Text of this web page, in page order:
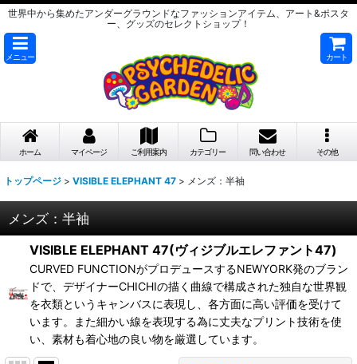
世界中から集めたアンダーグラウンドなファッションアイテム、アート&ポスタ
ー、グッズのセレクトショップ！
メニュー カート
ホーム マイページ ご利用案内 カテゴリー 問い合わせ その他
トップページ > VISIBLE ELEPHANT 47 > メンズ：半袖
メンズ：半袖
VISIBLE ELEPHANT 47(ヴィジブルエレファント47)
CURVED FUNCTIONがプロデュースするNEWYORK発のブラン
ドで、デザイナーCHICHIの描く曲線で構成された独自な世界観
を衣類というキャンバスに表現し、各方面に高い評価を受けて
います。また細かい線を表現する為に丈夫なプリント技術を使
い、素材も着心地の良い物を厳選しています。